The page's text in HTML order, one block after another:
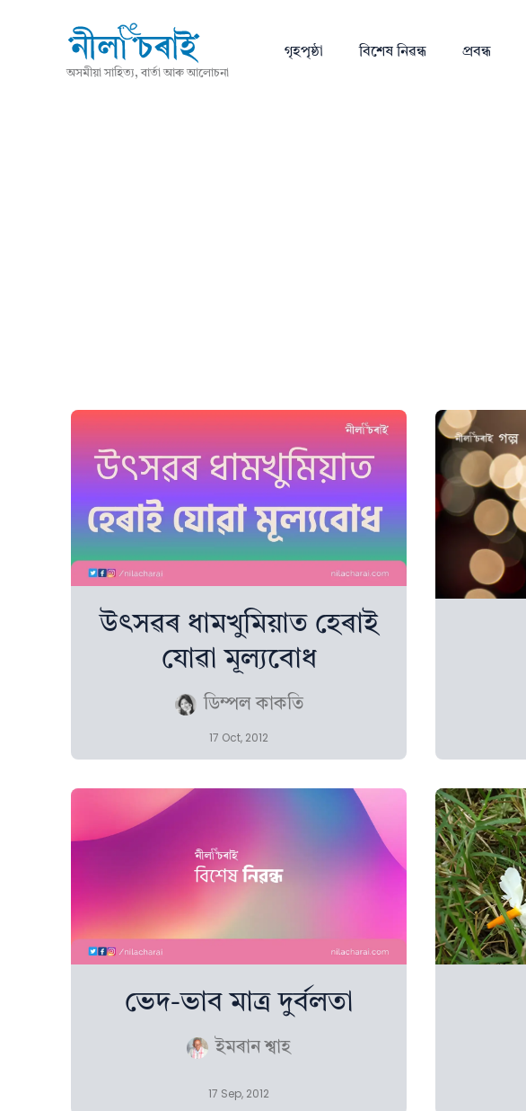
অসমীয়া সাহিত্য, বাৰ্তা আৰু আলোচনা
গৃহপৃষ্ঠা বিশেষ নিৱন্ধ প্ৰবন্ধ
উৎসৱৰ ধামখুমিয়াত হেৰাই
যোৱা মূল্যবোধ
ডিম্পল কাকতি
17 Oct, 2012
ভেদ-ভাব মাত্ৰ দুৰ্বলতা
ইমৰান শ্বাহ
17 Sep, 2012